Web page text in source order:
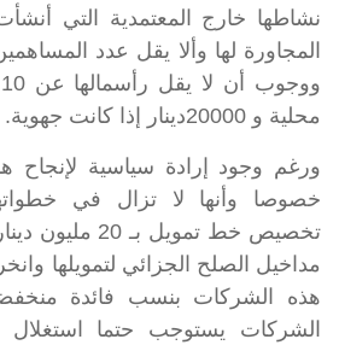
نشاطها خارج المعتمدية التي
محلية و 20000دينار إذا كانت جهوية.
ورغم وجود إرادة سياسية لإنجاح
خصوصا وأنها لا تزال في
تخصيص خط تمويل
مداخيل الصلح الجزائي لتمويلها
هذه الشركات بنسب فائدة
الشركات يستوجب حتما استغلال